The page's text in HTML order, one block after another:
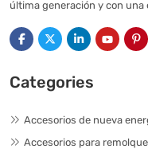
última generación y con
Categories
Accesorios de nueva
Accesorios para